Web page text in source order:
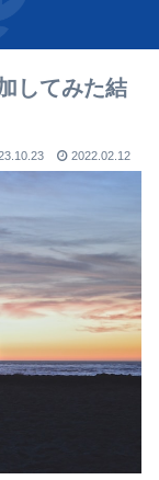
してみた結
2022.02.12